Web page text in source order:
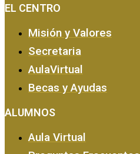
EL CENTRO
Misión y Valores
Secretaria
AulaVirtual
Becas y Ayudas
ALUMNOS
Aula Virtual